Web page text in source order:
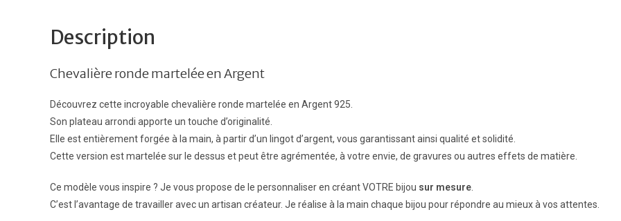
Description
Chevalière ronde martelée en Argent
Découvrez cette incroyable chevalière ronde martelée en Argent 925.
Son plateau arrondi apporte un touche d’originalité.
Elle est entièrement forgée à la main, à partir d’un lingot d’argent, vous garantissant ainsi qualité et solidité.
Cette version est martelée sur le dessus et peut être agrémentée, à votre envie, de gravures ou autres effets de matière.
Ce modèle vous inspire ? Je vous propose de le personnaliser en créant VOTRE bijou sur mesure
C’est l’avantage de travailler avec un artisan créateur. Je réalise à la main chaque bijou pour répondre au mieux à vos attentes.